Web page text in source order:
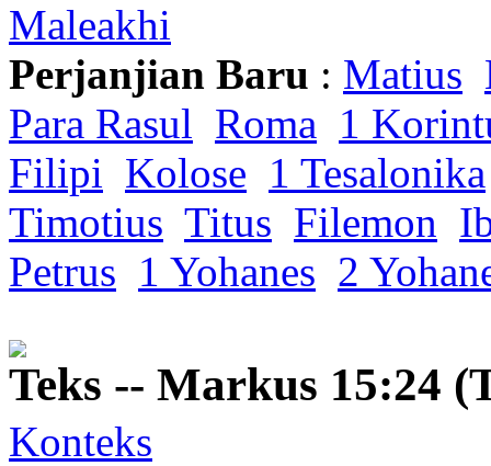
Maleakhi
Perjanjian Baru : Matius
Para Rasul Roma 1
Filipi Kolose 1 Tesalonika
Timotius Titus Filemon
Petrus 1 Yohanes 2
Teks -- Markus 15:24
Konteks